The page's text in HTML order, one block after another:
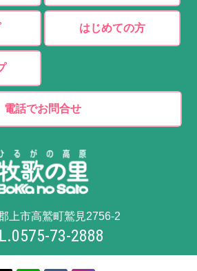
はじめての方
電話でお問合せ
上市高鷲町鷲見2756-2
73-2888